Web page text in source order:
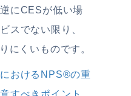
にCESが低い場
スでない限り、
にくいものです。
おけるNPS®の重
すべきポイント